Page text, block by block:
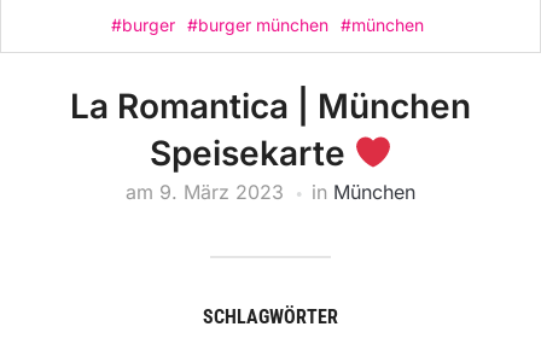
#burger #burger münchen #münchen
La Romantica | München
Speisekarte
am 9. März 2023 in München
SCHLAGWÖRTER